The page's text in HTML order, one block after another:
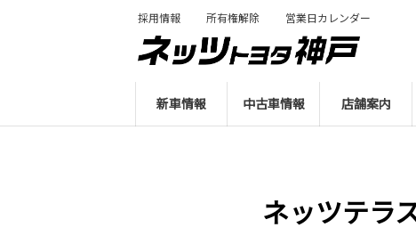
新車情報 中古車情報 店舗案内
採用情報 所有権解除 営業日カレンダー
ネッツテラ